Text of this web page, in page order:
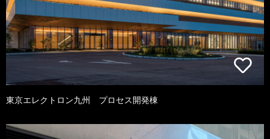
東京エレクトロン九州 プロセス開発棟